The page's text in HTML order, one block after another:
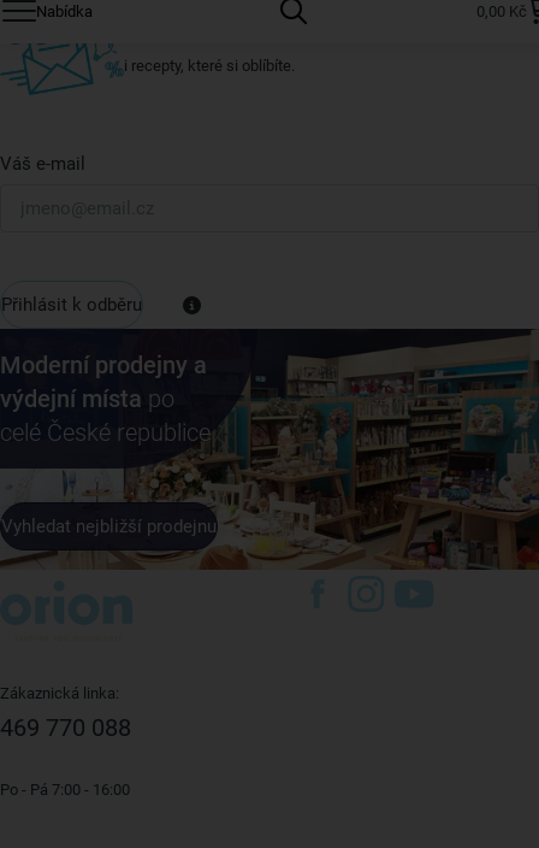
Nabídka 0,00 Kč
i recepty, které si oblíbíte.
Váš e-mail
Přihlásit k odběru
Moderní prodejny a
výdejní místa po
celé České republice
Vyhledat nejbližší prodejnu
Zákaznická linka:
469 770 088
Po - Pá 7:00 - 16:00